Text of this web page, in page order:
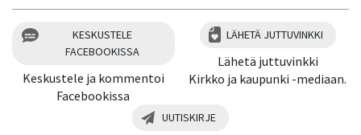
KESKUSTELE
FACEBOOKISSA
Keskustele ja kommentoi
Facebookissa
LÄHETÄ JUTTUVINKKI
Lähetä juttuvinkki
Kirkko ja kaupunki -mediaan.
UUTISKIRJE